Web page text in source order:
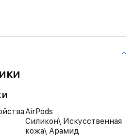
AirPods
Силикон\ Искусственная
кожа\ Арамид